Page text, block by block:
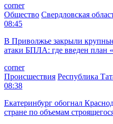
corner
Общество Свердловская
08:45
В Приволжье закрыли
атаки БПЛА: где введен план
corner
Происшествия Республика
08:38
Екатеринбург обогнал
стране по объемам